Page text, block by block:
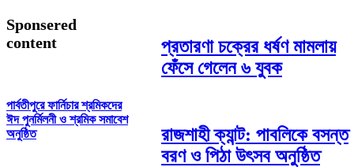
Sponsered
content
পার্বতীপুরে ফার্নিচার শ্রমিকদের
ঈদ পুনর্মিলনী ও শ্রমিক সমাবেশ
অনুষ্ঠিত
প্রতারণা চক্রের ধর্ষণ মামলায়
ফেঁসে গেলেন ৬ যুবক
রাজশাহী ক্যান্ট: পাবলিকে বসন্ত
বরণ ও পিঠা উৎসব অনুষ্ঠিত